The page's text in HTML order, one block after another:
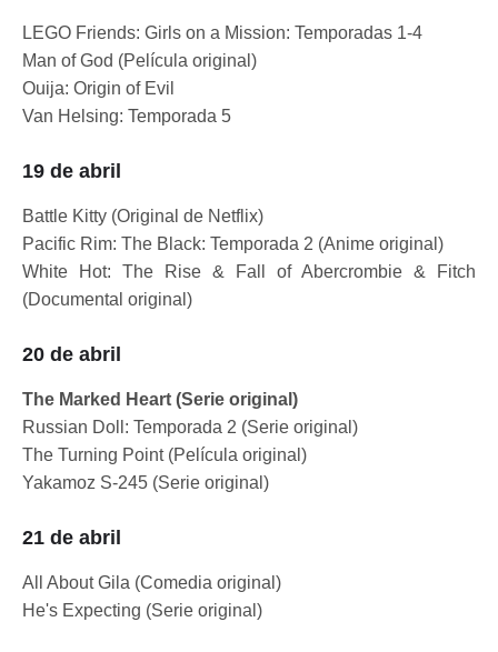
LEGO Friends: Girls on a Mission: Temporadas 1-4
Man of God (Película original)
Ouija: Origin of Evil
Van Helsing: Temporada 5
19 de abril
Battle Kitty (Original de Netflix)
Pacific Rim: The Black: Temporada 2 (Anime original)
White Hot: The Rise & Fall of Abercrombie & Fitch
(Documental original)
20 de abril
The Marked Heart (Serie original)
Russian Doll: Temporada 2 (Serie original)
The Turning Point (Película original)
Yakamoz S-245 (Serie original)
21 de abril
All About Gila (Comedia original)
He's Expecting (Serie original)